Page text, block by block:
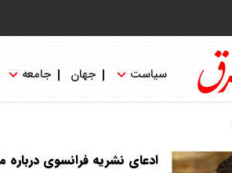
سیاست جهان جامعه
ادعای نشریه فرانسوی درباره